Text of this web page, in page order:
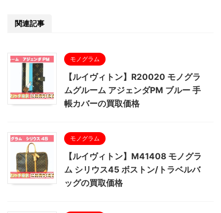
関連記事
モノグラム
【ルイヴィトン】R20020 モノグラ
ムグルーム アジェンダPM ブルー 手
帳カバーの買取価格
モノグラム
【ルイヴィトン】M41408 モノグラ
ム シリウス45 ボストン/トラベルバ
ッグの買取価格